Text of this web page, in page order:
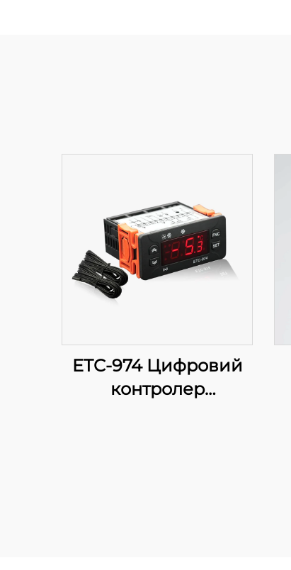
ETC-974 Цифровий
контролер